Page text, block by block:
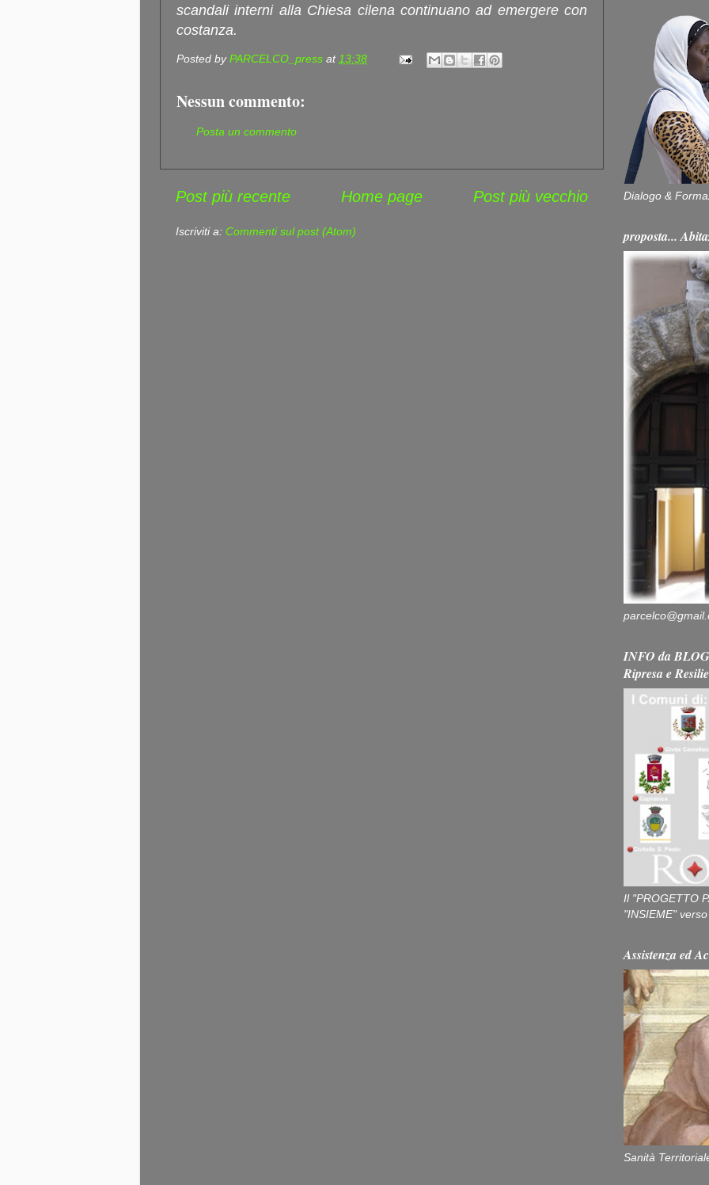
scandali interni alla Chiesa cilena continuano ad emergere con
costanza.
Posted byPARCELCO_press at13:38
Nessun commento:
Posta un commento
Post più recente Post più vecchio
Home page
Iscriviti a: Commenti sul post (Atom)
Dialogo &
proposta...
INFO da
Ripresa e
Il "PROGETTO
"INSIEME"
Assistenza ed
Sanità